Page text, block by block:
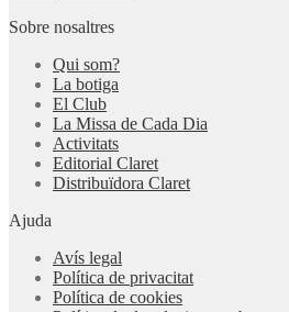
Sobre nosaltres
Qui som?
La botiga
El Club
La Missa de Cada Dia
Activitats
Editorial Claret
Distribuïdora Claret
Ajuda
Avís legal
Política de privacitat
Política de cookies